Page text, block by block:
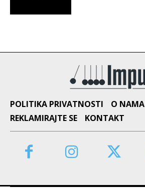
POLITIKA PRIVATNOSTI O NAMA
REKLAMIRAJTE SE
KONTAKT